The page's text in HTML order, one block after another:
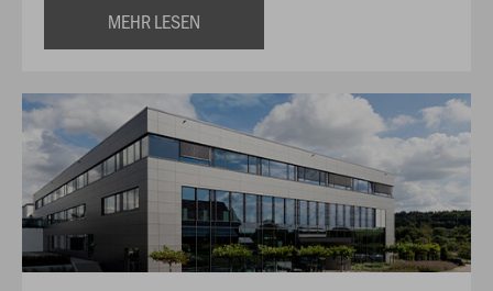
MEHR LESEN